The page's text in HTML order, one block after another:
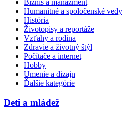
Humanitné a spoločenské vedy
História
Životopisy a reportáže
Vzťahy a rodina
Zdravie a životný štýl
Počítače a internet
Hobby
Umenie a dizajn
Ďalšie kategórie
Deti a mládež